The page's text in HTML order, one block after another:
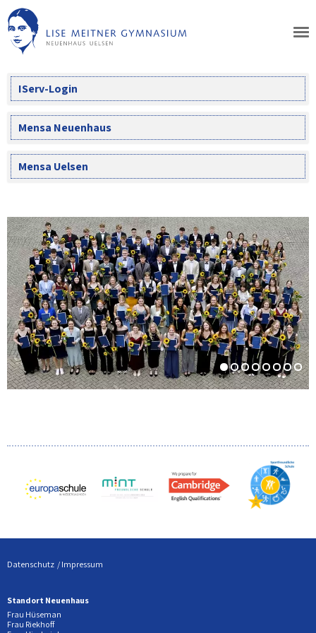
Skip
to
content
IServ-Login
Mensa Neuenhaus
Mensa Uelsen
Datenschutz Impressum
Standort Neuenhaus
Frau Hüseman
Frau Riekhoff